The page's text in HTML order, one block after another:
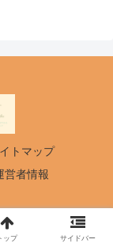
トマップ
営者情報
ップ サイドバー